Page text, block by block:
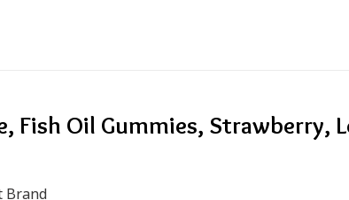
Oil Gummies, Strawberry,
Brand